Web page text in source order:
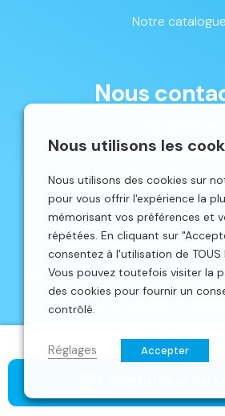
Nous utilisons les
Nous utilisons des cookies sur
pour vous offrir l'expérience la
mémorisant vos préférences et
répétées. En cliquant sur
consentez à l'utilisation de TOUS
Vous pouvez toutefois visiter la
des cookies pour fournir un
contrôlé.
Réglages Accepter
Notre catalogue
Nous
Avenue du Parc 16 | 4650
©2026 Schêne. Site web réalisé par
Politique des cookies